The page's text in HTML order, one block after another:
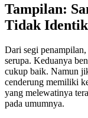
Tampilan:
Tidak Identik
Dari segi
serupa. Keduanya
cukup baik. Namun
cenderung memiliki
yang melewatinya
pada umumnya.